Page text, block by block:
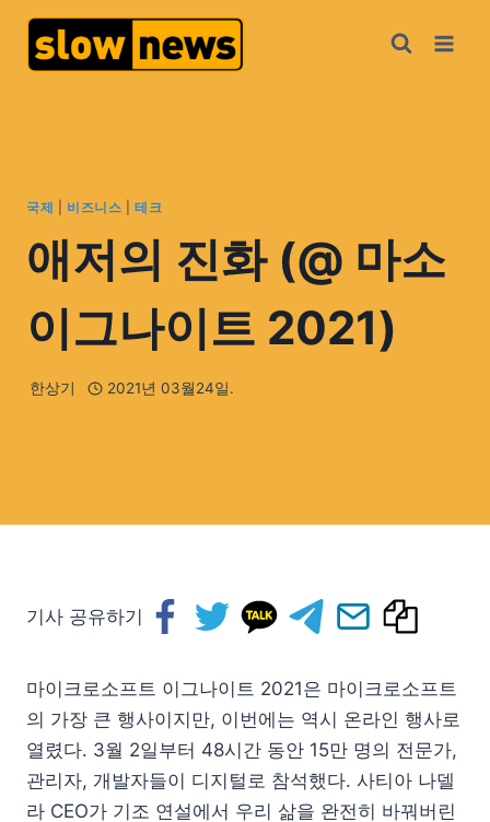
국제 비즈니스 |테크
애저의 진화 (@ 마소
이그나이트 2021)
한상기 2021년 03월24일.
기사 공유하기
마이크로소프트 이그나이트 2021은 마이크로소프트
의 가장 큰 행사이지만, 이번에는 역시 온라인 행사로
열렸다. 3월 2일부터 48시간 동안 15만 명의 전문가,
관리자, 개발자들이 디지털로 참석했다. 사티아 나델
라 CEO가 기조 연설에서 우리 삶을 완전히 바꿔버린